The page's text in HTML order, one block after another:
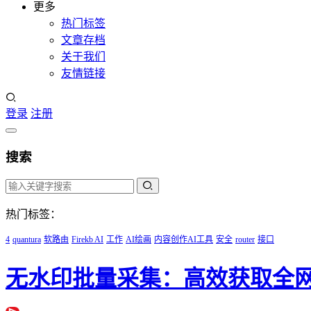
更多
热门标签
文章存档
关于我们
友情链接
登录 注册
搜索
热门标签：
4 quantura 软路由 Firekb AI 工作 AI绘画 内容创作AI工具 安全 router 接口
无水印批量采集：高效获取全